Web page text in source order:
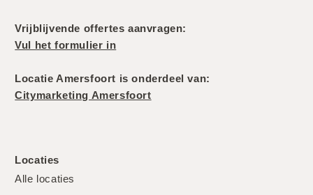
Vrijblijvende offertes aanvragen:
Vul het formulier in
Locatie Amersfoort is onderdeel van:
Citymarketing Amersfoort
Locaties
Alle locaties